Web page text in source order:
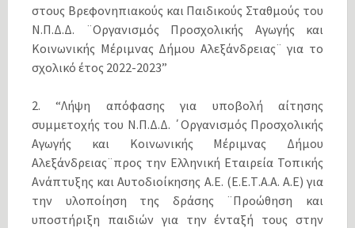
στους Βρεφονηπιακούς και Παιδικούς Σταθμούς του
Ν.Π.Δ.Δ. ¨Οργανισμός Προσχολικής Αγωγής και
Κοινωνικής Μέριμνας Δήμου Αλεξάνδρειας¨ για το
σχολικό έτος 2022-2023”
2. “Λήψη απόφασης για υποβολή αίτησης
συμμετοχής του Ν.Π.Δ.Δ. ΄Οργανισμός Προσχολικής
Αγωγής και Κοινωνικής Μέριμνας Δήμου
Αλεξάνδρειας¨προς την Ελληνική Εταιρεία Τοπικής
Ανάπτυξης και Αυτοδιοίκησης Α.Ε. (Ε.Ε.Τ.Α.Α. Α.Ε) για
την υλοποίηση της δράσης ¨Προώθηση και
υποστήριξη παιδιών για την ένταξή τους στην